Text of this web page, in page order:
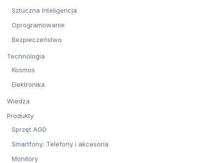
Sztuczna Inteligencja
Oprogramowanie
Bezpieczeństwo
Technologia
Kosmos
Elektronika
Wiedza
Produkty
Sprzęt AGD
Smartfony: Telefony i akcesoria
Monitory